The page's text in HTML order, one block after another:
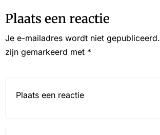
Plaats een reactie
Je e-mailadres wordt niet gepubliceerd.
zijn gemarkeerd met *